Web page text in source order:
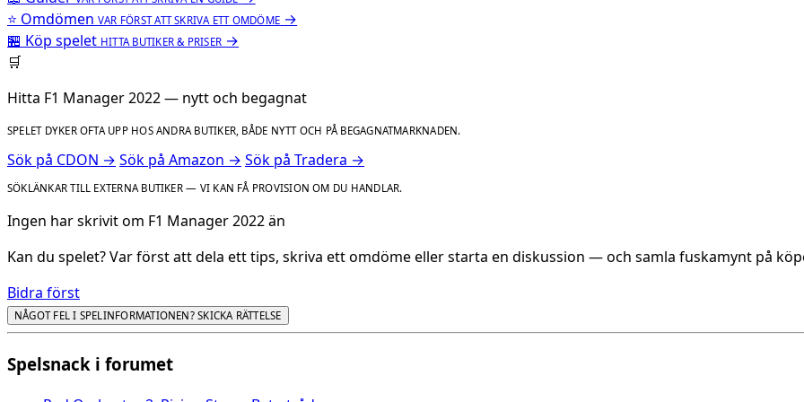
⭐ Omdömen VAR FÖRST ATT SKRIVA ETT OMDÖME →
🏪 Köp spelet HITTA BUTIKER & PRISER →
🛒
Hitta F1 Manager 2022 — nytt och begagnat
SPELET DYKER OFTA UPP HOS ANDRA BUTIKER, BÅDE NYTT OCH PÅ BEGAGNATMARKNADEN.
Sök på CDON → Sök på Amazon → Sök på Tradera →
SÖKLÄNKAR TILL EXTERNA BUTIKER — VI KAN FÅ PROVISION OM DU HANDLAR.
Ingen har skrivit om F1 Manager 2022 än
Kan du spelet? Var först att dela ett tips, skriva ett omdöme eller starta en diskussion — och samla fuskamynt på
Bidra först
NÅGOT FEL I SPELINFORMATIONEN? SKICKA RÄTTELSE
Spelsnack i forumet